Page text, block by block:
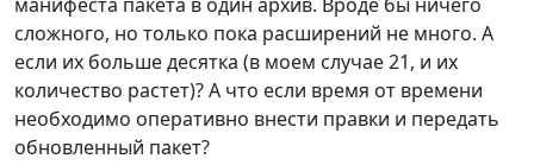
манифеста пакета в один архив. Вроде бы ничего
сложного, но только пока расширений не много. А
если их больше десятка (в моем случае 21, и их
количество растет)? А что если время от времени
необходимо оперативно внести правки и передать
обновленный пакет?